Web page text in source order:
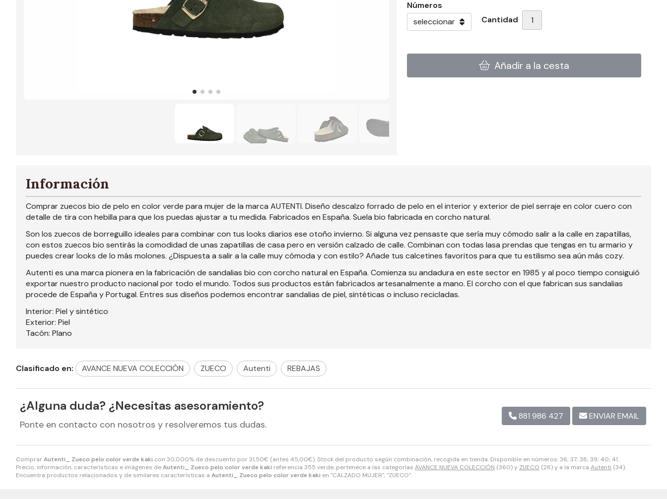
Números
Cantidad
Añadir a la cesta
ComprarAutenti_ Zueco pelo color verde kaki con 30,000% de descuento por31,50€ (antes 45,00€). Stock del producto según combinación, recogida en tienda. Disponible en números: 36; 37; 38; 39; 40; 41.
Precio, información, características e imágenes deAutenti_ Zueco pelo color verde kaki referencia 355 verde, pertenece a las categorías AVANCE NUEVA COLECCIÓN (360) y ZUECO (28) y a la marca Autenti (34).
Encuentra productos relacionados y de similares características a Autenti_ Zueco pelo color verde kaki en "CALZADO MUJER", "ZUECO".
Información
Comprar zuecos bio de pelo en color verde para mujer de la marca AUTENTI. Diseño descalzo forrado de pelo en el interior y exterior de piel serraje en color cuero con
detalle de tira con hebilla para que los puedas ajustar a tu medida. Fabricados en España. Suela bio fabricada en corcho natural.
Son los zuecos de borreguillo ideales para combinar con tus looks diarios ese otoño invierno. Si alguna vez pensaste que sería muy cómodo salir a la calle en zapatillas,
con estos zuecos bio sentirás la comodidad de unas zapatillas de casa pero en versión calzado de calle. Combinan con todas lasa prendas que tengas en tu armario y
puedes crear looks de lo más molones. ¿Dispuesta a salir a la calle muy cómoda y con estilo? Añade tus calcetines favoritos para que tu estilismo sea aún más cozy.
Autenti es una marca pionera en la fabricación de sandalias bio con corcho natural en España. Comienza su andadura en este sector en 1985 y al poco tiempo consiguió
exportar nuestro producto nacional por todo el mundo. Todos sus productos están fabricados artesanalmente a mano. El corcho con el que fabrican sus sandalias
procede de España y Portugal. Entres sus diseños podemos encontrar sandalias de piel, sintéticas o incluso recicladas.
Interior: Piel y sintético
Exterior: Piel
Tacón: Plano
Clasificado en: AVANCE NUEVA COLECCIÓN ZUECO Autenti REBAJAS
¿Alguna duda? ¿Necesitas asesoramiento?
Ponte en contacto con nosotros y resolveremos tus dudas.
881 986 427 ENVIAR EMAIL